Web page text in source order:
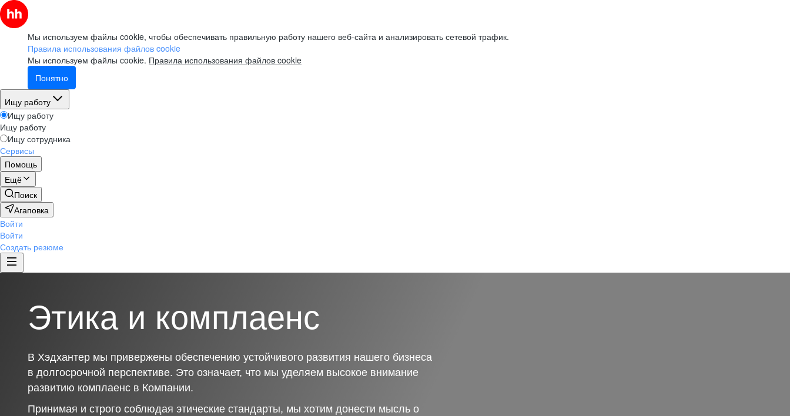
Мы используем файлы cookie, чтобы обеспечивать правильную работу нашего веб-сайта и анализировать сетевой трафик.
Правила использования файлов cookie
Мы используем файлы cookie. Правила использования файлов cookie
Понятно
Ищу работу
Ищу работу
Ищу работу
Ищу сотрудника
Сервисы
Помощь
Ещё
Поиск
Агаповка
Войти
Войти
Создать резюме
Этика и комплаенс
В Хэдхантер мы привержены обеспечению устойчивого развития нашего бизнеса
в долгосрочной перспективе. Это означает, что мы уделяем высокое внимание
развитию комплаенс в Компании.
Принимая и строго соблюдая этические стандарты, мы хотим донести мысль о